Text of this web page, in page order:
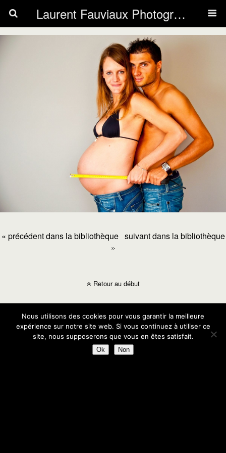
Laurent Fauviaux Photography
« précédent dans la bibliothèque suivant dans la bibliothèque
»
Retour au début
Nous utilisons des cookies pour vous garantir la meilleure
expérience sur notre site web. Si vous continuez à utiliser ce
site, nous supposerons que vous en êtes satisfait.
Ok Non